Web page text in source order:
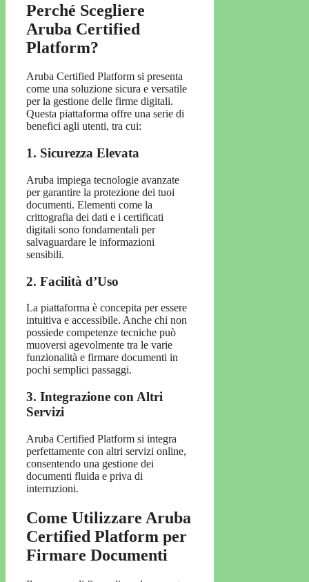
Perché Scegliere
Aruba Certified
Platform?
Aruba Certified Platform si presenta
come una soluzione sicura e versatile
per la gestione delle firme digitali.
Questa piattaforma offre una serie di
benefici agli utenti, tra cui:
1. Sicurezza Elevata
Aruba impiega tecnologie avanzate
per garantire la protezione dei tuoi
documenti. Elementi come la
crittografia dei dati e i certificati
digitali sono fondamentali per
salvaguardare le informazioni
sensibili.
2. Facilità d’Uso
La piattaforma è concepita per essere
intuitiva e accessibile. Anche chi non
possiede competenze tecniche può
muoversi agevolmente tra le varie
funzionalità e firmare documenti in
pochi semplici passaggi.
3. Integrazione con Altri
Servizi
Aruba Certified Platform si integra
perfettamente con altri servizi online,
consentendo una gestione dei
documenti fluida e priva di
interruzioni.
Come Utilizzare Aruba
Certified Platform per
Firmare Documenti